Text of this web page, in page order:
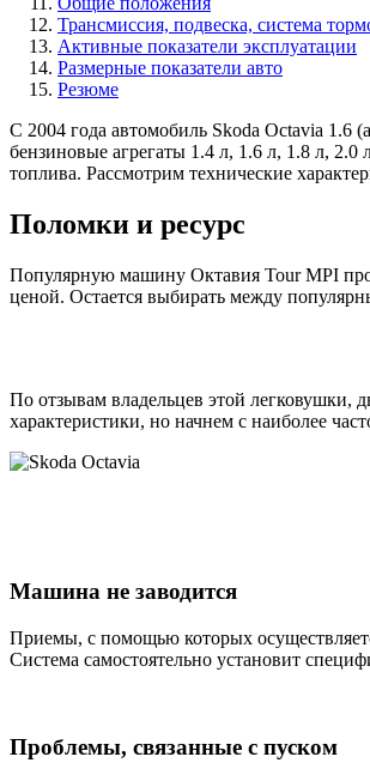
Трансмиссия, подвеска, система
Активные показатели эксплуатации
Размерные показатели авто
Резюме
С 2004 года автомобиль Skoda Octavia 1.6
бензиновые агрегаты 1.4 л, 1.6 л, 1.8 л, 2.0
топлива. Рассмотрим технические
Поломки и ресурс
Популярную машину Октавия Tour MPI
ценой. Остается выбирать между
По отзывам владельцев этой легковушки,
характеристики, но начнем с наиболее
Машина не заводится
Приемы, с помощью которых
Система самостоятельно установит
Проблемы, связанные с пуском